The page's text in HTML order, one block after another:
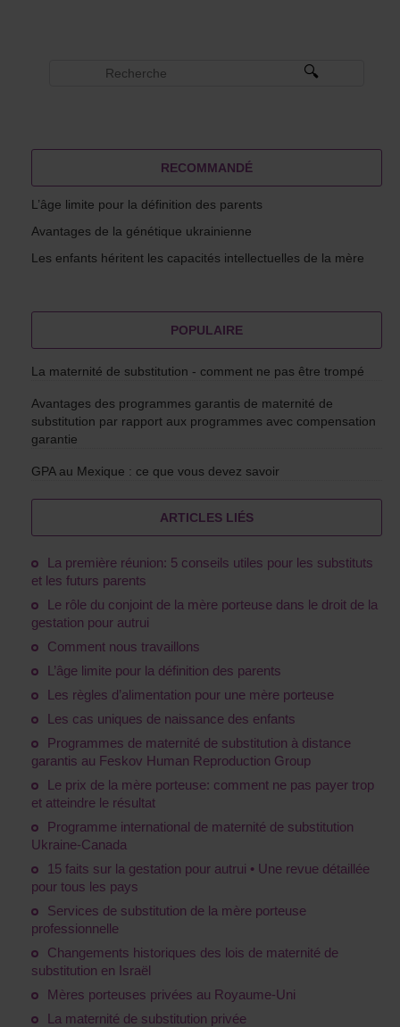
RECOMMANDÉ
L’âge limite pour la définition des parents
Avantages de la génétique ukrainienne
Les enfants héritent les capacités intellectuelles de la mère
POPULAIRE
La maternité de substitution - comment ne pas être trompé
Avantages des programmes garantis de maternité de
substitution par rapport aux programmes avec compensation
garantie
GPA au Mexique : ce que vous devez savoir
ARTICLES LIÉS
La première réunion: 5 conseils utiles pour les substituts
et les futurs parents
Le rôle du conjoint de la mère porteuse dans le droit de la
gestation pour autrui
Comment nous travaillons
L’âge limite pour la définition des parents
Les règles d’alimentation pour une mère porteuse
Les cas uniques de naissance des enfants
Programmes de maternité de substitution à distance
garantis au Feskov Human Reproduction Group
Le prix de la mère porteuse: comment ne pas payer trop
et atteindre le résultat
Programme international de maternité de substitution
Ukraine-Canada
15 faits sur la gestation pour autrui • Une revue détaillée
pour tous les pays
Services de substitution de la mère porteuse
professionnelle
Changements historiques des lois de maternité de
substitution en Israël
Mères porteuses privées au Royaume-Uni
La maternité de substitution privée